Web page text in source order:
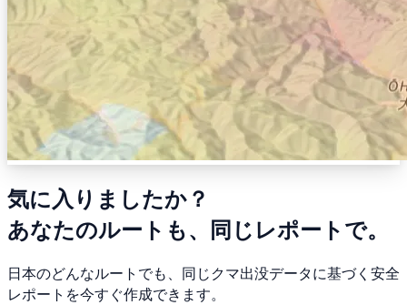
気に入りましたか？
あなたのルートも、同じレポートで。
日本のどんなルートでも、同じクマ出没データに基づく安全
レポートを今すぐ作成できます。